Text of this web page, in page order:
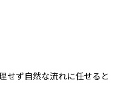
せず自然な流れに任せると